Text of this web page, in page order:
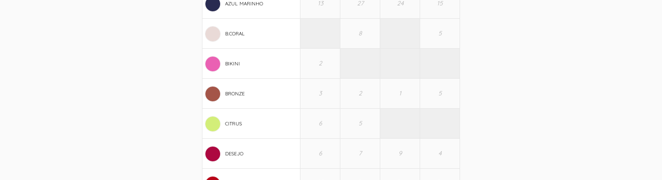
AZUL MARINHO
B.CORAL
BIKINI
BRONZE
CITRUS
DESEJO